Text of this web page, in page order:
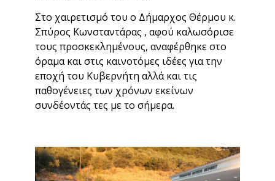
Στο χαιρετισμό του ο Δήμαρχος Θέρμου κ.
Σπύρος Κωνσταντάρας , αφού καλωσόρισε
τους προσκεκλημένους, αναφέρθηκε στο
όραμα και στις καινοτόμες ιδέες για την
εποχή του Κυβερνήτη αλλά και τις
παθογένειες των χρόνων εκείνων
συνδέοντάς τες με το σήμερα.